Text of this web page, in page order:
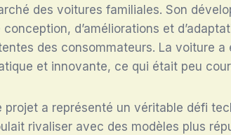
des voitures familiales. Son
conception, d’améliorations et
des consommateurs. La voiture
et innovante, ce qui était peu
projet a représenté un véritable défi
rivaliser avec des modèles plus